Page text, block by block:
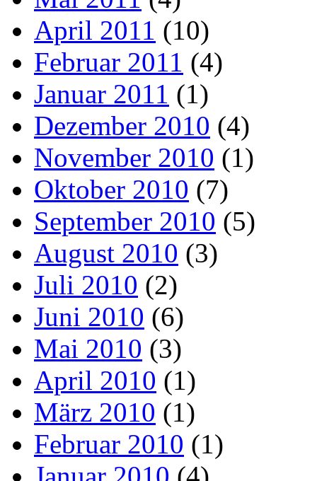
April 2011 (10)
Februar 2011 (4)
Januar 2011 (1)
Dezember 2010 (4)
November 2010 (1)
Oktober 2010 (7)
September 2010 (5)
August 2010 (3)
Juli 2010 (2)
Juni 2010 (6)
Mai 2010 (3)
April 2010 (1)
März 2010 (1)
Februar 2010 (1)